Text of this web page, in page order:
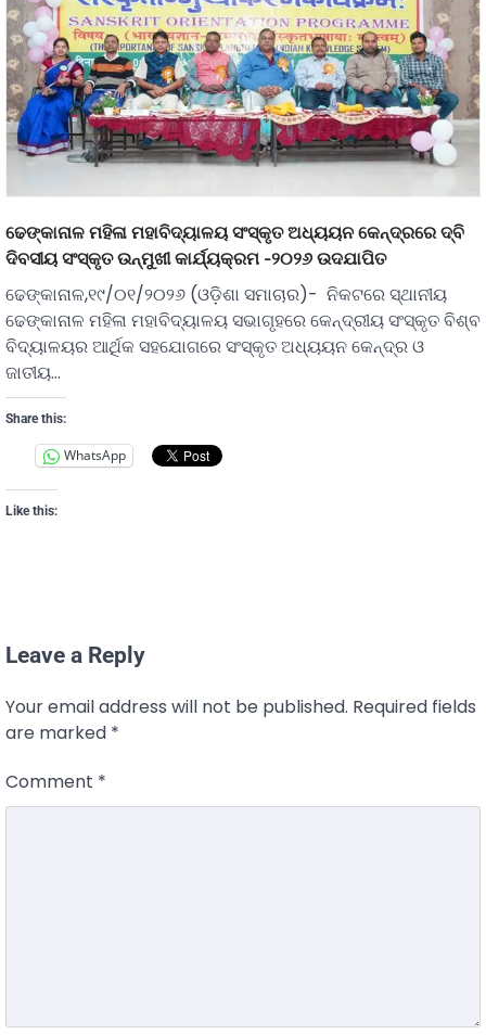
ଢେଙ୍କାନାଳ ମହିଳା ମହାବିଦ୍ୟାଳୟ ସଂସ୍କୃତ ଅଧ୍ୟୟନ କେନ୍ଦ୍ରରେ ଦ୍ବି
ଦିବସୀୟ ସଂସ୍କୃତ ଉନ୍ମୁଖୀ କାର୍ଯ୍ୟକ୍ରମ -୨୦୨୬ ଉଦଯାପିତ
ଢେଙ୍କାନାଳ,୧୯/୦୧/୨୦୨୬ (ଓଡ଼ିଶା ସମାଚାର)- ନିକଟରେ ସ୍ଥାନୀୟ
ଢେଙ୍କାନାଳ ମହିଳା ମହାବିଦ୍ୟାଳୟ ସଭାଗୃହରେ କେନ୍ଦ୍ରୀୟ ସଂସ୍କୃତ ବିଶ୍ବ
ବିଦ୍ୟାଳୟର ଆର୍ଥିକ ସହଯୋଗରେ ସଂସ୍କୃତ ଅଧ୍ୟୟନ କେନ୍ଦ୍ର ଓ
ଜାତୀୟ…
Share this:
WhatsApp
Like this:
Leave a Reply
Your email address will not be published. Required fields
are marked *
Comment *